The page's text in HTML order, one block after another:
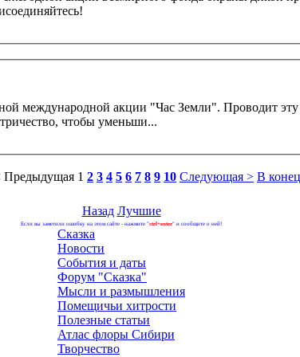
марта, в 20:30 по местному времени. Присоединяйтесь!
чтобы уменьши...
Предыдущая 1 2 3 4 5 6 7 8 9 10 Следующая > В
Назад Лучшие
Если вы заметили ошибку на этом сайте - нажмите "ctrl+enter" и сообщите о ней!
Сказка
Новости
События и даты
Форум "Сказка"
Мысли и размышления
Помещичьи хитрости
Полезные статьи
Атлас флоры Сибири
Творчество